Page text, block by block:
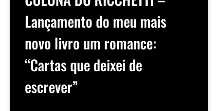
Lançamento do meu mais
novo livro um romance:
“Cartas que deixei de
escrever”